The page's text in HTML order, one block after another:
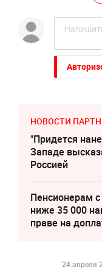
НОВОСТИ
"Придется
Западе
Россией
Пенсионерам
ниже 35 000
праве на
24 апреля